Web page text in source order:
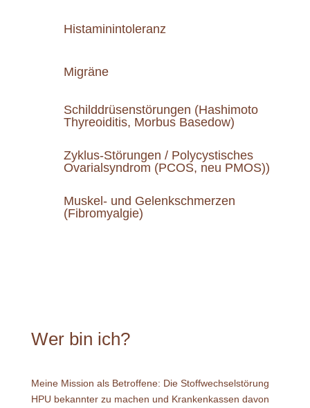
Histaminintoleranz
Migräne
Schilddrüsenstörungen (Hashimoto
Thyreoiditis, Morbus Basedow)
Zyklus-Störungen / Polycystisches
Ovarialsyndrom (PCOS, neu PMOS))
Muskel- und Gelenkschmerzen
(Fibromyalgie)
Wer bin ich?
Meine Mission als Betroffene: Die Stoffwechselstörung
HPU bekannter zu machen und Krankenkassen davon